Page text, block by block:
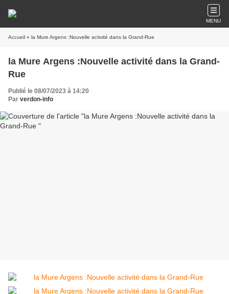
MENU
Accueil » la Mure Argens :Nouvelle activité dans la Grand-Rue
la Mure Argens :Nouvelle activité dans la Grand-
Rue
Publié le 08/07/2023 à 14:20
Par verdon-info